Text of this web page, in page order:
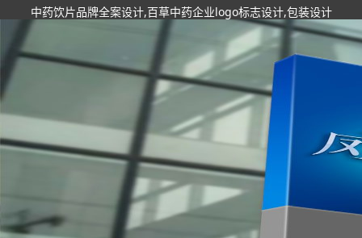
中药饮片品牌全案设计,百草中药企业logo标志设计,包装设计